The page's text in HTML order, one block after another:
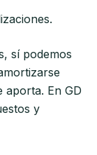
sí podemos
aporta. En GD
y